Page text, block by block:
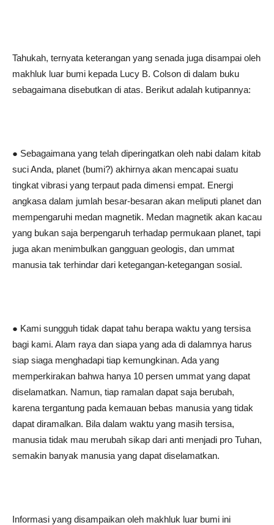
Tahukah, ternyata keterangan yang senada juga disampai oleh
makhluk luar bumi kepada Lucy B. Colson di dalam buku
sebagaimana disebutkan di atas. Berikut adalah kutipannya:
● Sebagaimana yang telah diperingatkan oleh nabi dalam kitab
suci Anda, planet (bumi?) akhirnya akan mencapai suatu
tingkat vibrasi yang terpaut pada dimensi empat. Energi
angkasa dalam jumlah besar-besaran akan meliputi planet dan
mempengaruhi medan magnetik. Medan magnetik akan kacau
yang bukan saja berpengaruh terhadap permukaan planet, tapi
juga akan menimbulkan gangguan geologis, dan ummat
manusia tak terhindar dari ketegangan-ketegangan sosial.
● Kami sungguh tidak dapat tahu berapa waktu yang tersisa
bagi kami. Alam raya dan siapa yang ada di dalamnya harus
siap siaga menghadapi tiap kemungkinan. Ada yang
memperkirakan bahwa hanya 10 persen ummat yang dapat
diselamatkan. Namun, tiap ramalan dapat saja berubah,
karena tergantung pada kemauan bebas manusia yang tidak
dapat diramalkan. Bila dalam waktu yang masih tersisa,
manusia tidak mau merubah sikap dari anti menjadi pro Tuhan,
semakin banyak manusia yang dapat diselamatkan.
Informasi yang disampaikan oleh makhluk luar bumi ini